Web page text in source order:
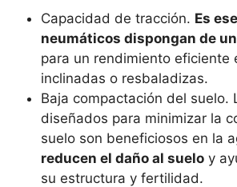
Capacidad de tracción. Es
neumáticos dispongan de
para un rendimiento eficiente
inclinadas o resbaladizas.
Baja compactación del suelo.
diseñados para minimizar la
suelo son beneficiosos en la
reducen el daño al suelo y
su estructura y fertilidad.